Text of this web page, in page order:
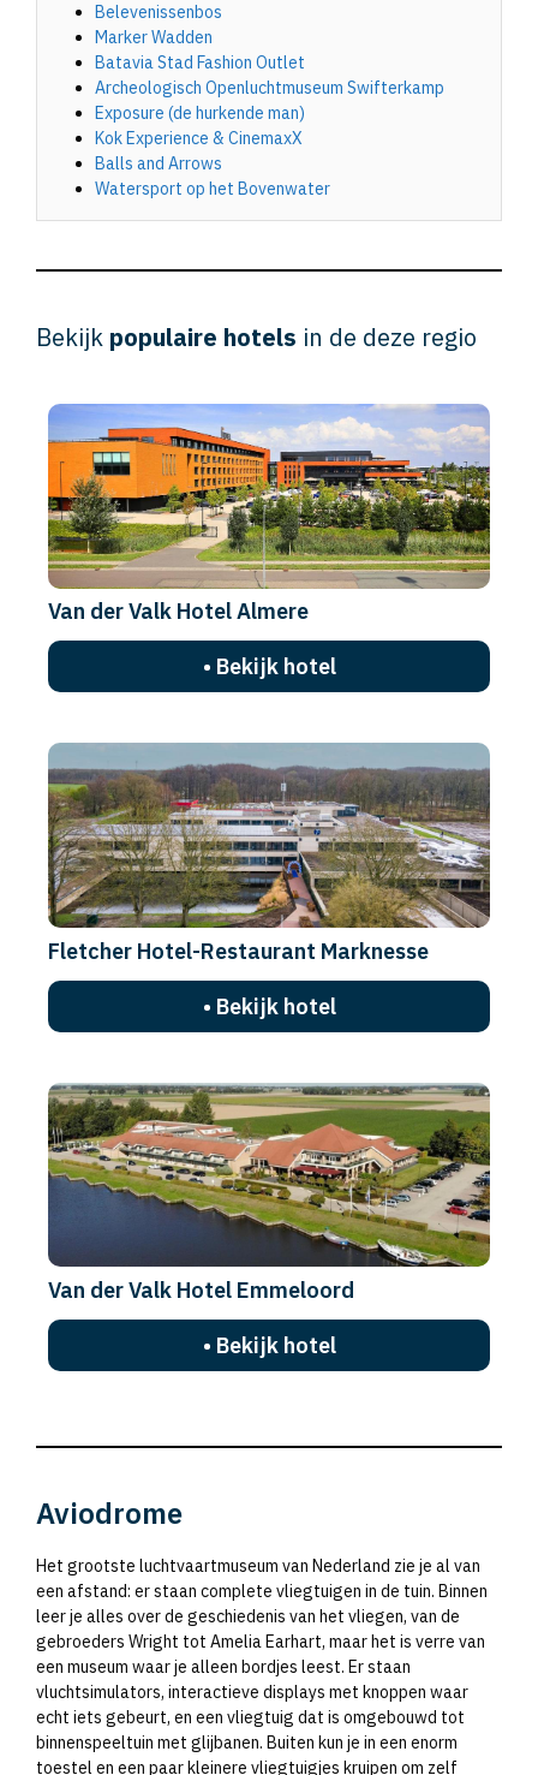
Belevenissenbos
Marker Wadden
Batavia Stad Fashion Outlet
Archeologisch Openluchtmuseum Swifterkamp
Exposure (de hurkende man)
Kok Experience & CinemaxX
Balls and Arrows
Watersport op het Bovenwater
Bekijk populaire hotels in de deze regio
Van der Valk Hotel Almere
• Bekijk hotel
Fletcher Hotel-Restaurant Marknesse
• Bekijk hotel
Van der Valk Hotel Emmeloord
• Bekijk hotel
Aviodrome
Het grootste luchtvaartmuseum van Nederland zie je al van
een afstand: er staan complete vliegtuigen in de tuin. Binnen
leer je alles over de geschiedenis van het vliegen, van de
gebroeders Wright tot Amelia Earhart, maar het is verre van
een museum waar je alleen bordjes leest. Er staan
vluchtsimulators, interactieve displays met knoppen waar
echt iets gebeurt, en een vliegtuig dat is omgebouwd tot
binnenspeeltuin met glijbanen. Buiten kun je in een enorm
toestel en een paar kleinere vliegtuigjes kruipen om zelf